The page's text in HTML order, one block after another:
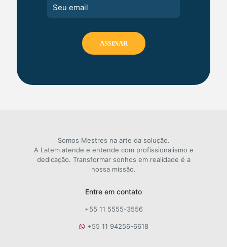
Somos Mestres na arte da solução.
A Latem atende e entende com profissionalismo e
dedicação. Transformar sonhos em realidade é a
nossa missão.
Entre em contato
+55 11 5555-3556
+55 11 94256-6618